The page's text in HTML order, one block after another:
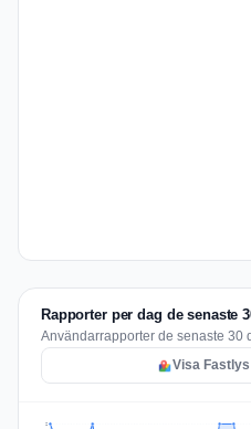
Rapporter per dag de senaste
Användarrapporter de senaste 30
Visa
2